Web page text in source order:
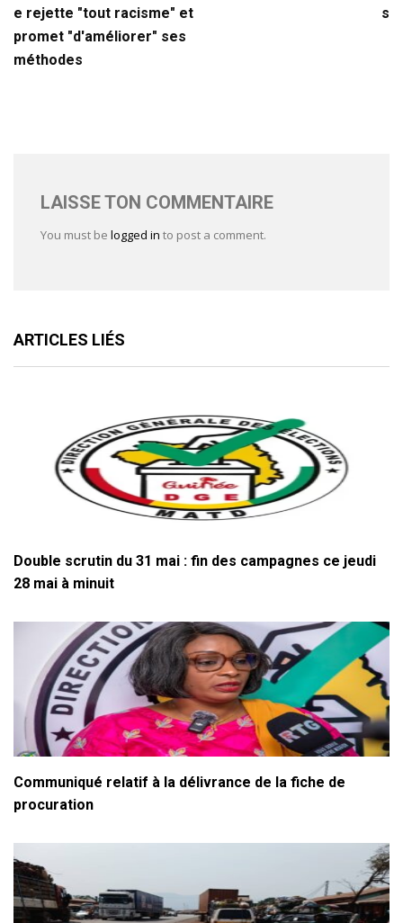
e rejette "tout racisme" et
promet "d'améliorer" ses
méthodes
s
LAISSE TON COMMENTAIRE
You must be logged in to post a comment.
ARTICLES LIÉS
Double scrutin du 31 mai : fin des campagnes ce jeudi
28 mai à minuit
Communiqué relatif à la délivrance de la fiche de
procuration